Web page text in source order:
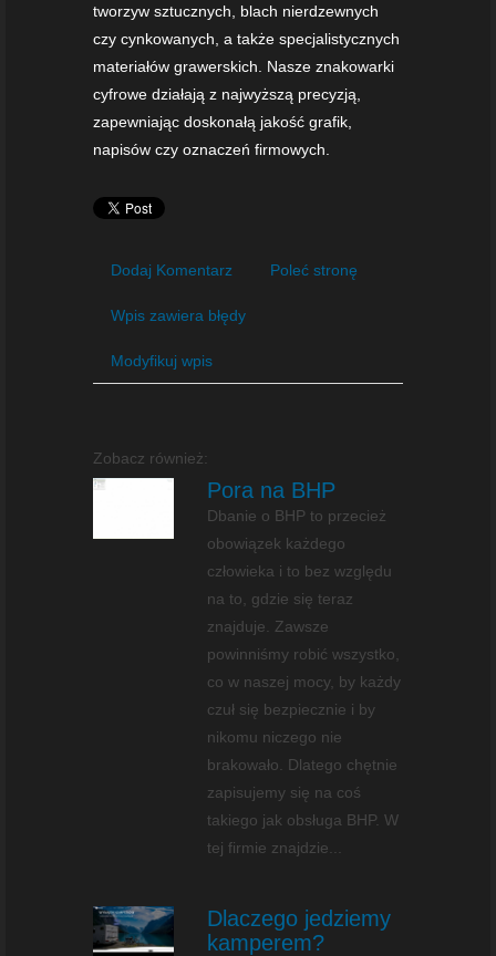
tworzyw sztucznych, blach nierdzewnych
czy cynkowanych, a także specjalistycznych
materiałów grawerskich. Nasze znakowarki
cyfrowe działają z najwyższą precyzją,
zapewniając doskonałą jakość grafik,
napisów czy oznaczeń firmowych.
Dodaj Komentarz Poleć stronę
Wpis zawiera błędy
Modyfikuj wpis
Zobacz również:
Pora na BHP
Dbanie o BHP to przecież
obowiązek każdego
człowieka i to bez względu
na to, gdzie się teraz
znajduje. Zawsze
powinniśmy robić wszystko,
co w naszej mocy, by każdy
czuł się bezpiecznie i by
nikomu niczego nie
brakowało. Dlatego chętnie
zapisujemy się na coś
takiego jak obsługa BHP. W
tej firmie znajdzie...
Dlaczego jedziemy
kamperem?